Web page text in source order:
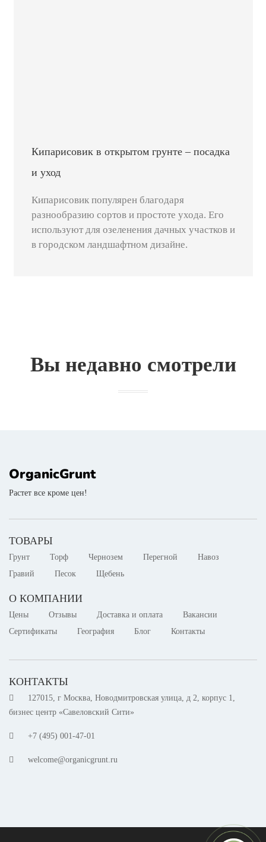
Кипарисовик в открытом грунте – посадка
и уход
Кипарисовик популярен благодаря
разнообразию сортов и простоте ухода. Его
используют для озеленения дачных участков и
в городском ландшафтном дизайне.
Вы недавно смотрели
OrganicGrunt
Растет все кроме цен!
ТОВАРЫ
Грунт Торф Чернозем Перегной
Навоз
Гравий
Песок Щебень
О КОМПАНИИ
Цены Отзывы Доставка и оплата
Вакансии
Сертификаты
География Блог Контакты
КОНТАКТЫ
127015, г Москва, Новодмитровская улица, д 2, корпус 1,
бизнес центр «Савеловский Сити»
+7 (495) 001-47-01
welcome@organicgrunt.ru